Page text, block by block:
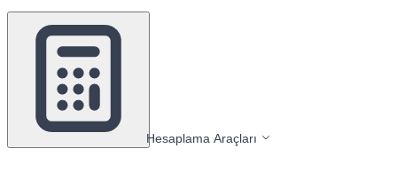
Hesaplama Araçları